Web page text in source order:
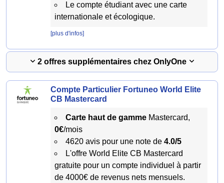
Le compte étudiant avec une carte
internationale et écologique.
[plus d'infos]
2 offres supplémentaires chez OnlyOne
Compte Particulier Fortuneo World Elite
CB Mastercard
Carte haut de gammeMastercard,
0€/mois
4620 avis pour une note de 4.0/5
L'offre World Elite CB Mastercard
gratuite pour un compte individuel à partir
de 4000€ de revenus nets mensuels.